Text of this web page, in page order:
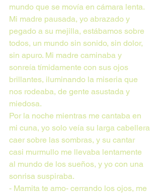
mundo que se movía en cámara lenta.
Mi madre pausada, yo abrazado y
pegado a su mejilla, estábamos sobre
todos, un mundo sin sonido, sin dolor,
sin apuro. Mi madre caminaba y
sonreía tímidamente con sus ojos
brillantes, iluminando la miseria que
nos rodeaba, de gente asustada y
miedosa.
Por la noche mientras me cantaba en
mi cuna, yo solo veía su larga cabellera
caer sobre las sombras, y su cantar
casi murmullo me llevaba lentamente
al mundo de los sueños, y yo con una
sonrisa suspiraba.
- Mamita te amo- cerrando los ojos, me